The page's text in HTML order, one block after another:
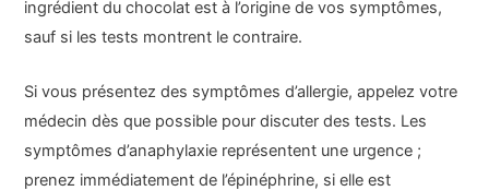
ingrédient du chocolat est à l’origine de vos symptômes,
sauf si les tests montrent le contraire.
Si vous présentez des symptômes d’allergie, appelez votre
médecin dès que possible pour discuter des tests. Les
symptômes d’anaphylaxie représentent une urgence ;
prenez immédiatement de l’épinéphrine, si elle est